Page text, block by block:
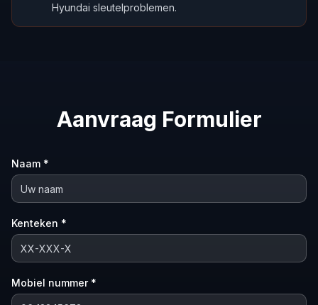
Hyundai sleutelproblemen.
Aanvraag Formulier
Naam *
Kenteken *
Mobiel nummer *